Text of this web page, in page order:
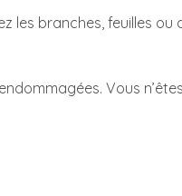
les branches, feuilles
Vous